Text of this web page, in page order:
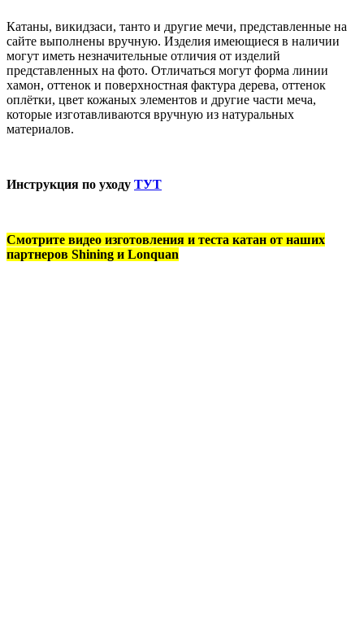
Катаны, викидзаси, танто и другие мечи, представленные на
сайте выполнены вручную. Изделия имеющиеся в наличии
могут иметь незначительные отличия от изделий
представленных на фото. Отличаться могут форма линии
хамон, оттенок и поверхностная фактура дерева, оттенок
оплётки, цвет кожаных элементов и другие части меча,
которые изготавливаются вручную из натуральных
материалов.
Инструкция по уходу ТУТ
Смотрите видео изготовления и теста катан от наших
партнеров Shining и Lonquan